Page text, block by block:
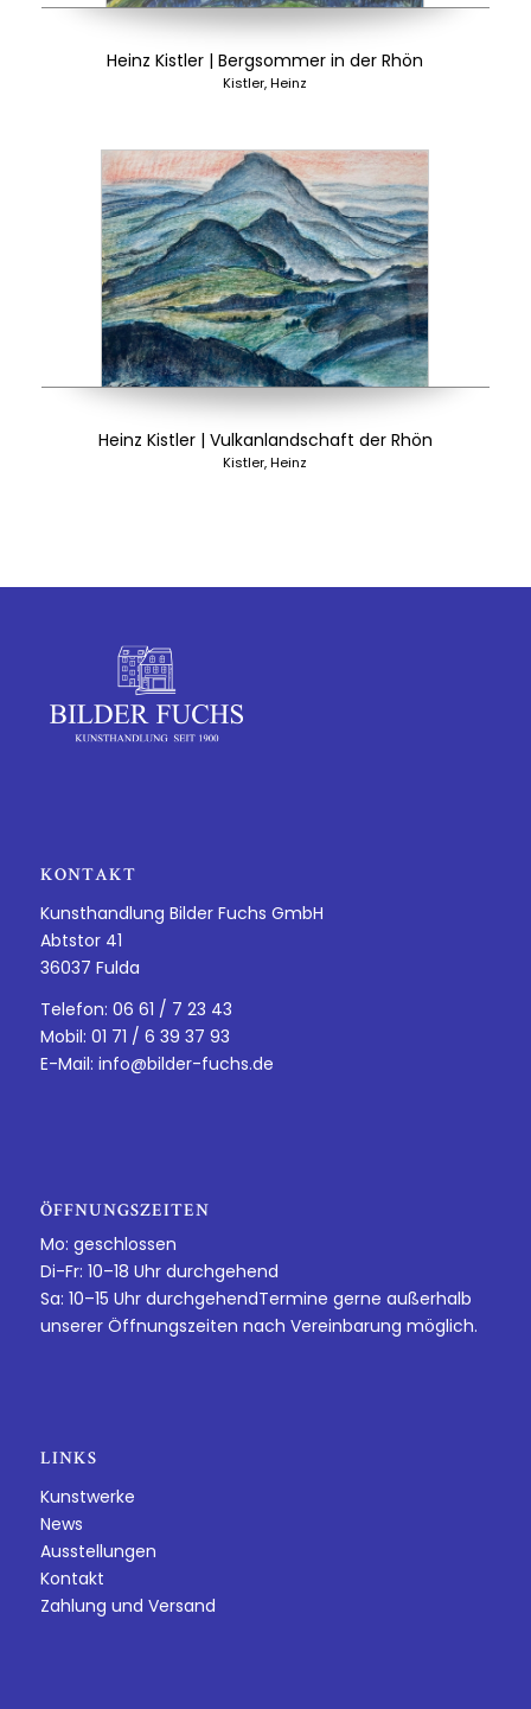
Heinz Kistler | Bergsommer in der Rhön
Kistler, Heinz
Heinz Kistler | Vulkanlandschaft der Rhön
Kistler, Heinz
KONTAKT
Kunsthandlung Bilder Fuchs GmbH
Abtstor 41
36037 Fulda
Telefon: 06 61 / 7 23 43
Mobil: 01 71 / 6 39 37 93
E-Mail: info@bilder-fuchs.de
ÖFFNUNGSZEITEN
Mo: geschlossen
Di-Fr: 10–18 Uhr durchgehend
Sa: 10–15 Uhr durchgehendTermine gerne außerhalb
unserer Öffnungszeiten nach Vereinbarung möglich.
LINKS
Kunstwerke
News
Ausstellungen
Kontakt
Zahlung und Versand